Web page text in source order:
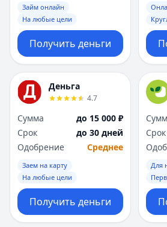
Займ онлайн
На любые цели
Получить деньги
Деньга
4.7
Сумма
до 15 000 ₽
Срок
до 30 дней
Одобрение
Среднее
Заем на карту
На любые цели
Получить деньги
Срок
Для